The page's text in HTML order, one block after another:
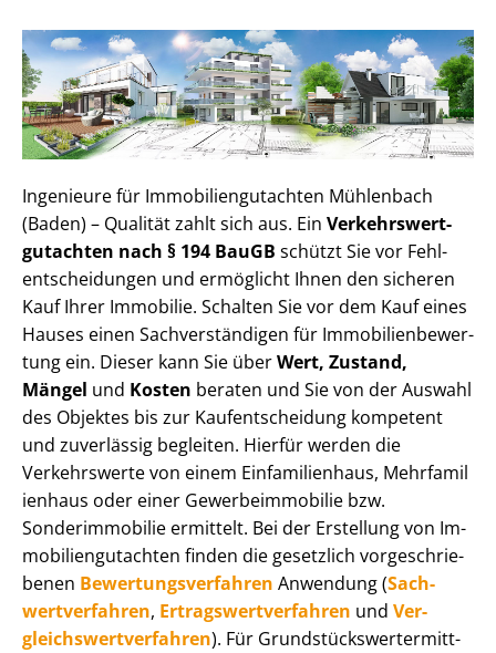
Ingenieure für Im­mo­bi­li­en­gut­ach­ten Mühlenbach
(Baden) – Qualität zahlt sich aus. Ein Ver­kehrs­wert­
gut­ach­ten nach § 194 BauGB schützt Sie vor Fehl­
ent­schei­dun­gen und ermöglicht Ihnen den sicheren
Kauf Ihrer Immobilie. Schalten Sie vor dem Kauf eines
Hauses einen Sach­ver­stän­di­gen für Im­mo­bi­li­en­be­wer­
tung ein. Dieser kann Sie überWert, Zustand,
Mängel und Kosten beraten und Sie von der Auswahl
des Objektes bis zur Kauf­ent­schei­dung kompetent
und zuverlässig begleiten. Hierfür werden die
Verkehrswerte von einem Einfamilienhaus, Mehr­fa­mi­l
i­en­haus oder einer Ge­wer­be­im­mo­bi­lie bzw.
Sonderimmobilie ermittelt. Bei der Erstellung von Im­
mo­bi­li­en­gut­ach­ten finden die gesetzlich vor­ge­schrie­
be­nen Be­wer­tungs­ver­fah­ren Anwendung (Sach­
wert­ver­fah­ren, Er­trags­wert­ver­fah­ren und Ver­
gleichs­wert­ver­fah­ren). Für Grund­stücks­wert­ermitt­